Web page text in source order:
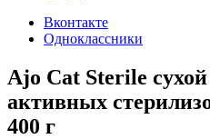
Вконтакте
Одноклассники
Ajo Cat Sterile
активных
400 г